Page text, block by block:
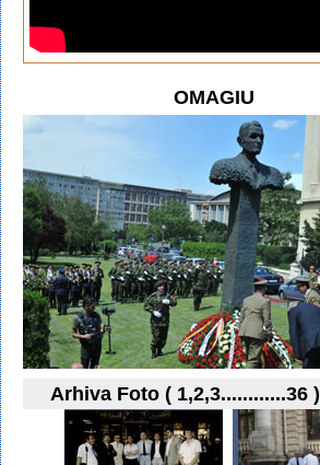
OMAGIU
Arhiva Foto ( 1,2,3............36 )